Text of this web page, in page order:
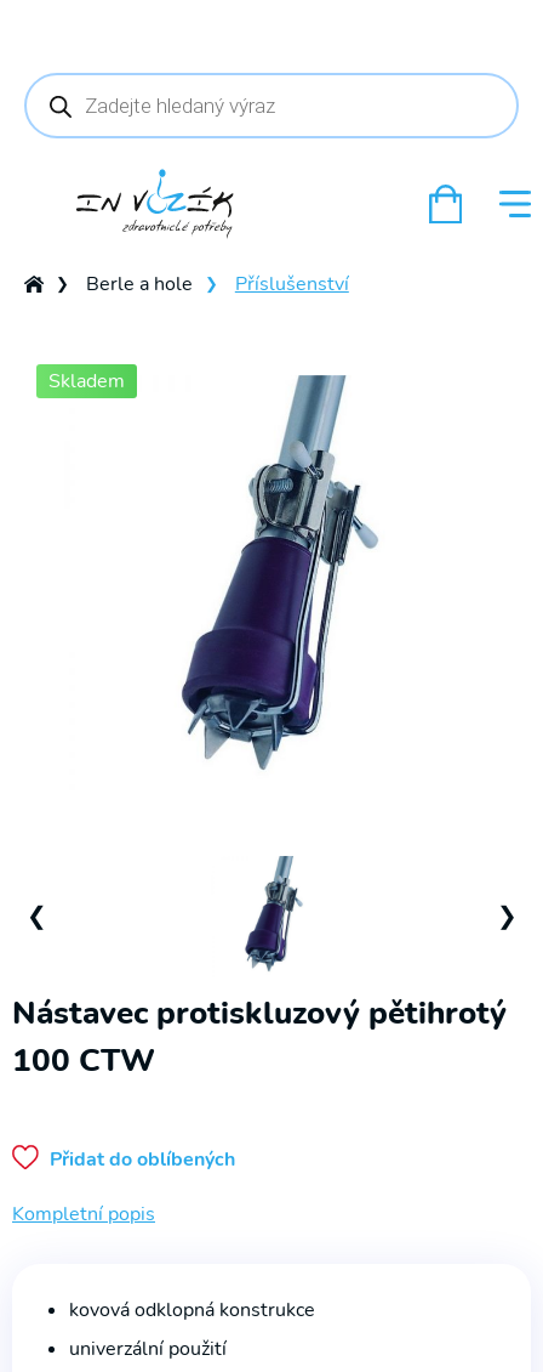
Products
search
sedáky a
zádové
Polohovací
křesla
Pomůcky
Rehabilitační
přístroje
❯ Berle a hole ❯ Příslušenství
Skladem
❯
❮
Nástavec protiskluzový pětihrotý
100 CTW
Přidat do oblíbených
Kompletní popis
kovová odklopná konstrukce
univerzální použití